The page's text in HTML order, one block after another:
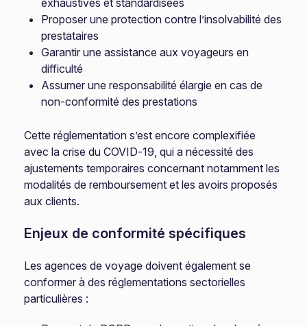
exhaustives et standardisées
Proposer une protection contre l’insolvabilité des
prestataires
Garantir une assistance aux voyageurs en
difficulté
Assumer une responsabilité élargie en cas de
non-conformité des prestations
Cette réglementation s’est encore complexifiée
avec la crise du COVID-19, qui a nécessité des
ajustements temporaires concernant notamment les
modalités de remboursement et les avoirs proposés
aux clients.
Enjeux de conformité spécifiques
Les agences de voyage doivent également se
conformer à des réglementations sectorielles
particulières :